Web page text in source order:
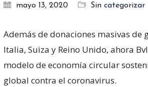
mayo 13, 2020 Sin categorizar
Además de donaciones masivas de
Italia, Suiza y Reino Unido, ahora
modelo de economía circular
global contra el coronavirus.